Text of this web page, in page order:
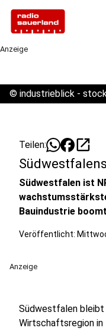
Anzeige
© industrieblick -
Teilen: open_in_new
Südwestfalen ist
Bauindustrie
Veröffentlicht:
Anzeige
Südwestfalen
Wirtschaftsregion in